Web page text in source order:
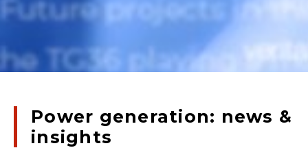
Power generation: news &
insights